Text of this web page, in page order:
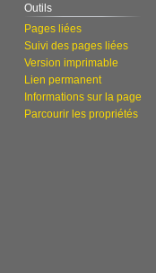
Outils
Pages liées
Suivi des pages liées
Version imprimable
Lien permanent
Informations sur la page
Parcourir les propriétés